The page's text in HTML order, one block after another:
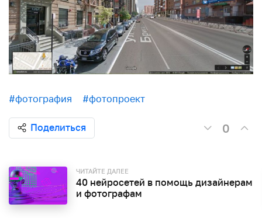
#фотография #фотопроект
Поделиться 0
ЧИТАЙТЕ ДАЛЕЕ
40 нейросетей в помощь дизайнерам
и фотографам